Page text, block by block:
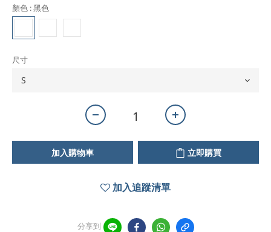
顏色 : 黑色
尺寸
加入購物車 立即購買
加入追蹤清單
分享到